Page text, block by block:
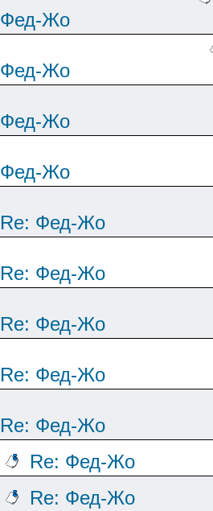
Фед-Жо
Фед-Жо
Фед-Жо
Фед-Жо
Re: Фед-Жо
Re: Фед-Жо
Re: Фед-Жо
Re: Фед-Жо
Re: Фед-Жо
Re: Фед-Жо
Re: Фед-Жо